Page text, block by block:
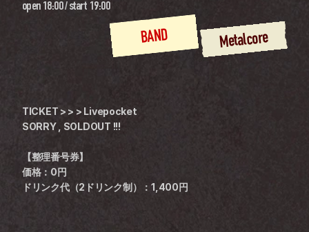
open 18:00 / start 19:00
Metalcore
BAND
TICKET > > > Livepocket
SORRY , SOLDOUT !!!
【整理番号券】
価格：0円
ドリンク代（2ドリンク制）：1,400円